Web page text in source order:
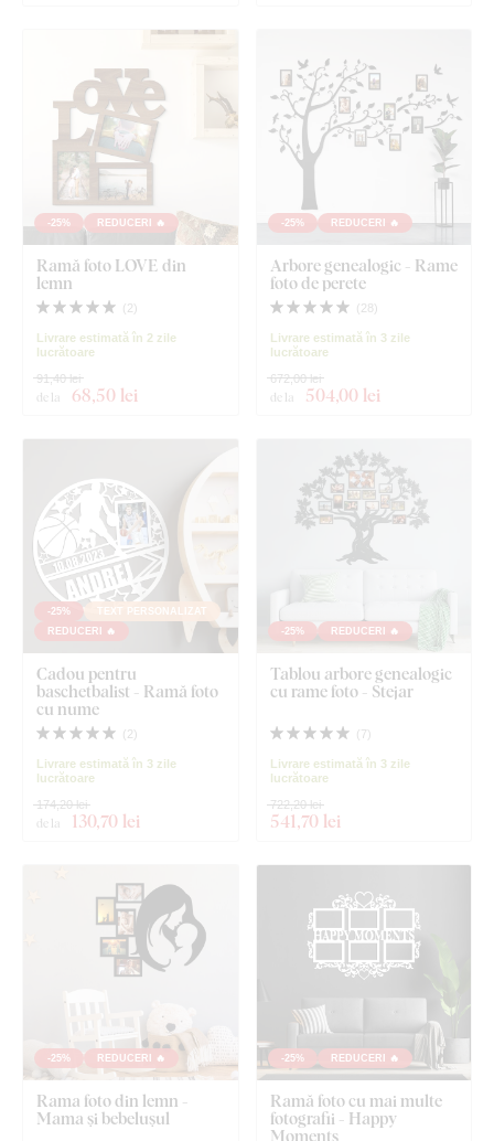
-25% REDUCERI 🔥
Ramă foto LOVE din
lemn
( 2)
Livrare estimată în 2 zile
lucrătoare
de la 68,50 lei
91,40 lei
-25% REDUCERI 🔥
Arbore genealogic - Rame
foto de perete
( 28 )
Livrare estimată în 3 zile
lucrătoare
de la 504,00 lei
672,00 lei
-25%
TEXT PERSONALIZAT
REDUCERI 🔥
Cadou pentru
baschetbalist - Ramă foto
cu nume
( 2)
Livrare estimată în 3 zile
lucrătoare
de la 130,70 lei
174,20 lei
-25% REDUCERI 🔥
Tablou arbore genealogic
cu rame foto - Stejar
( 7)
Livrare estimată în 3 zile
lucrătoare
541,70 lei
722,20 lei
-25% REDUCERI 🔥
Rama foto din lemn -
Mama și bebelușul
-25% REDUCERI 🔥
Ramă foto cu mai multe
fotografii - Happy
Moments